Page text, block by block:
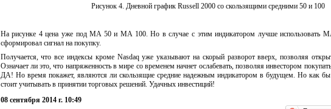
Рисунок 4. Дневной график Russell 2000 со скользящими средними 50 и 100
На рисунке 4 цена уже под MA 50 и MA 100. Но в случае с этим индикатором лучше использовать
сформировал сигнал на покупку.
Получается, что все индексы кроме Nasdaq уже указывают на скорый разворот вверх, позволяя
Означает ли это, что напряженность в мире со временем начнет ослабевать, позволяя инвестором
ДА! Но время покажет, являются ли скользящие средние надежным индикатором в будущем. Но как
стоит учитывать в принятии торговых решений. Удачных инвестиций!
08 сентября 2014 г. 10:49